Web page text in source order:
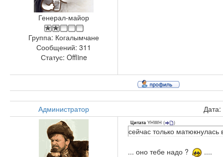
Генерал-майор
Группа: Когалымчане
Сообщений: 311
Статус: Offline
Администратор
Цитата YHWH ( )
сейчас только матюкнулась
... оно тебе надо ? ....